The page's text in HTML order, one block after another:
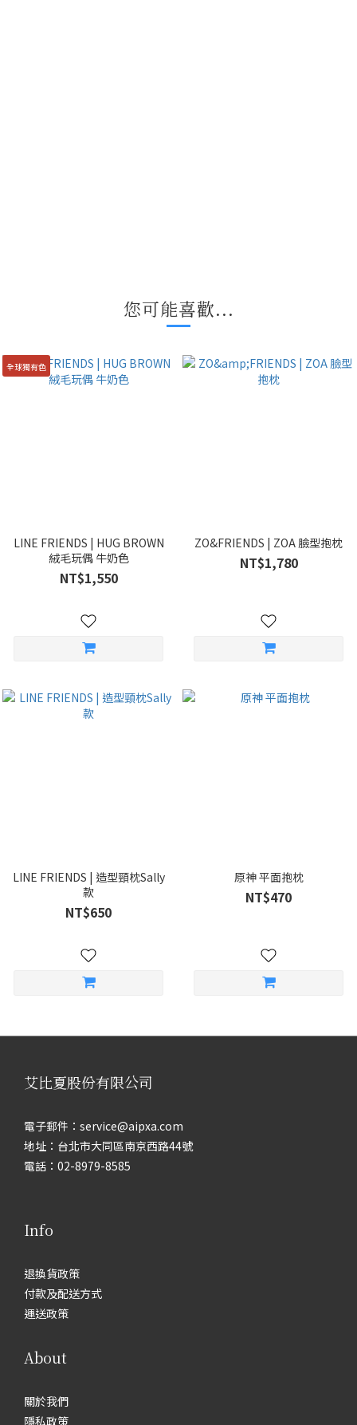
您可能喜歡...
全球獨有色
LINE FRIENDS | HUG BROWN
絨毛玩偶 牛奶色
NT$1,550
ZO&FRIENDS | ZOA 臉型抱枕
NT$1,780
LINE FRIENDS | 造型頸枕Sally
款
NT$650
原神 平面抱枕
NT$470
艾比夏股份有限公司
電子郵件：service@aipxa.com
地址：台北市大同區南京西路44號
電話：02-8979-8585
Info
退換貨政策
付款及配送方式
運送政策
About
關於我們
隱私政策